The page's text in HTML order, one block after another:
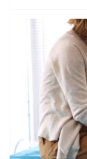
można się
niezawodne
dobrze nie
badania,
niechętnie
może zrobić
stresujące